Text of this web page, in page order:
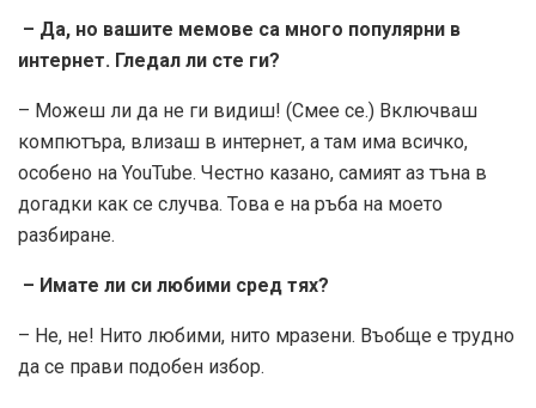
– Да, но вашите мемове са много популярни в
интернет. Гледал ли сте ги?
– Можеш ли да не ги видиш! (Смее се.) Включваш
компютъра, влизаш в интернет, а там има всичко,
особено на YouTube. Честно казано, самият аз тъна в
догадки как се случва. Това е на ръба на моето
разбиране.
– Имате ли си любими сред тях?
– Не, не! Нито любими, нито мразени. Въобще е трудно
да се прави подобен избор.